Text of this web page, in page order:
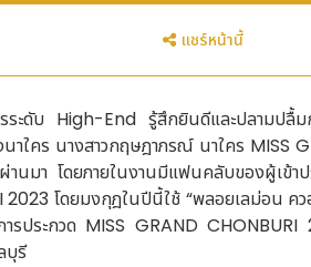
แชร์หน้านี้
บ High-End รู้สึกยินดีและปลามปลื้มกั
ใคร นางสาวกฤษฎาภรณ์ นาใคร MISS
า โดยภายในงานมีแฟนคลับของผู้เข้าป
2023 โดยมงกุฎในปีนี้ใช้ “พลอยเลม่อน
ารประกวด MISS GRAND
บุรี